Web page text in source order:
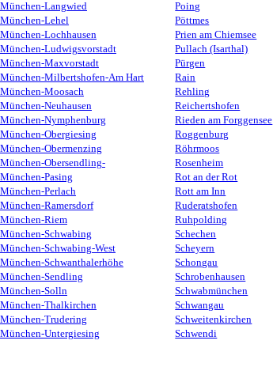
München-Langwied
München-Lehel
München-Lochhausen
München-Ludwigsvorstadt
München-Maxvorstadt
München-Milbertshofen-Am Hart
München-Moosach
München-Neuhausen
München-Nymphenburg
München-Obergiesing
München-Obermenzing
München-Obersendling-
München-Pasing
München-Perlach
München-Ramersdorf
München-Riem
München-Schwabing
München-Schwabing-West
München-Schwanthalerhöhe
München-Sendling
München-Solln
München-Thalkirchen
München-Trudering
München-Untergiesing
Poing
Pöttmes
Prien am Chiemsee
Pullach (Isarthal)
Pürgen
Rain
Rehling
Reichertshofen
Rieden am Forggensee
Roggenburg
Röhrmoos
Rosenheim
Rot an der Rot
Rott am Inn
Ruderatshofen
Ruhpolding
Schechen
Scheyern
Schongau
Schrobenhausen
Schwabmünchen
Schwangau
Schweitenkirchen
Schwendi